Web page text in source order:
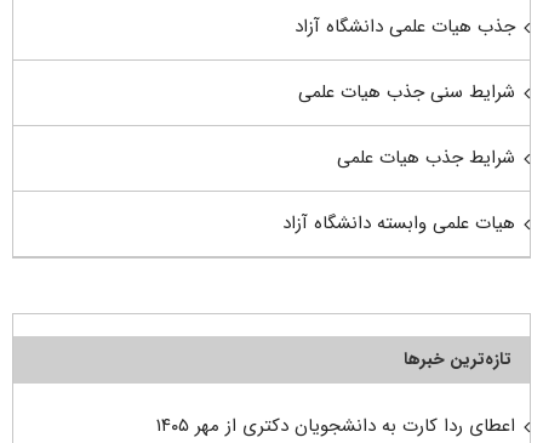
جذب هیات علمی دانشگاه آزاد
شرایط سنی جذب هیات علمی
شرایط جذب هیات علمی
هیات علمی وابسته دانشگاه آزاد
تازه‌ترین خبرها
اعطای ردا کارت به دانشجویان دکتری از مهر ۱۴۰۵